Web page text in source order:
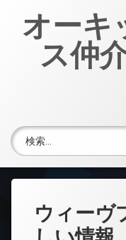
オーキ
ス仲
ウィーヴ